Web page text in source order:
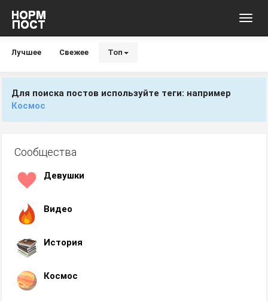
Лучшее Свежее Топ
Для поиска постов используйте теги: например
Космос
Сообщества
Девушки
Видео
История
Космос